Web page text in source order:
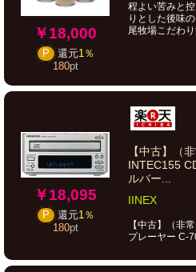
￥18,000
P 還元1％
180pt
程よい苦みと
りとした後味
尾牧場こだわ
￥18,095
P 還元1％
180pt
【中古】（
INTEC155
ルバー...
IINEX
【中古】（非
プレーヤー C-